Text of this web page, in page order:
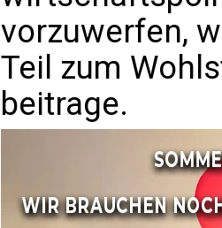
vorzuwerfen,
Teil zum
beitrage.